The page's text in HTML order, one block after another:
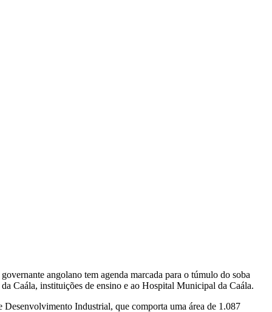
angolano tem agenda marcada para o túmulo do soba
Caála, instituições de ensino e ao Hospital Municipal da Caála.
Industrial, que comporta uma área de 1.087